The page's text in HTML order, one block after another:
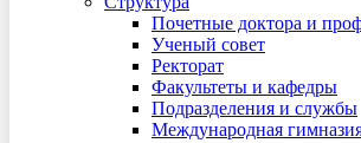
Почетные доктора и
Ученый совет
Ректорат
Факультеты и кафедры
Подразделения и службы
Международная